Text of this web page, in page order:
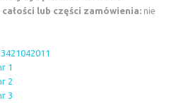
lub części zamówienia: nie
1
2
3